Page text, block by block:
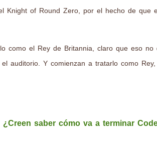
Knight of Round Zero, por el hecho de que
como el Rey de Britannia, claro que eso no
auditorio. Y comienzan a tratarlo como
saber cómo va a terminar